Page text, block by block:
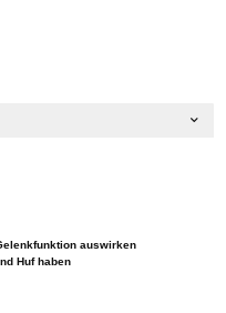
auswirken
Huf haben